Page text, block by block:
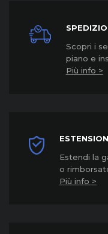
Scopri i
piano e
Più info >
Estendi la
o
Più info >